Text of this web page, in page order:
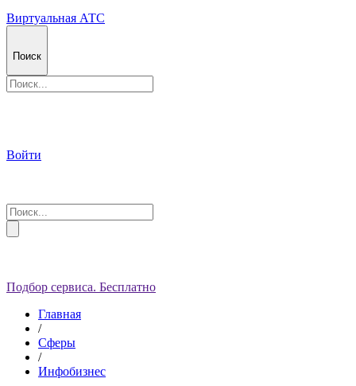
Виртуальная АТС
Поиск
Войти
Подбор сервиса. Бесплатно
Главная
/
Сферы
/
Инфобизнес